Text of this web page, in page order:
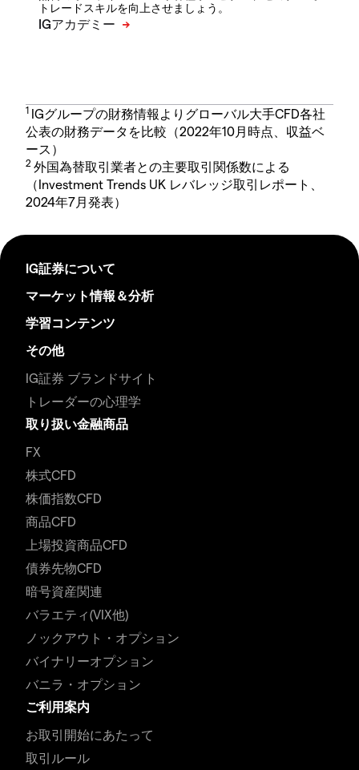
トレードスキルを向上させましょう。
1 IGグループの財務情報よりグローバル大手CFD各社
公表の財務データを比較（2022年10月時点、収益ベ
ース）
2 外国為替取引業者との主要取引関係数による
（Investment Trends UK レバレッジ取引レポート、
2024年7月発表）
IG証券について
マーケット情報＆分析
学習コンテンツ
その他
IG証券 ブランドサイト
トレーダーの心理学
取り扱い金融商品
FX
株式CFD
株価指数CFD
商品CFD
上場投資商品CFD
債券先物CFD
暗号資産関連
バラエティ(VIX他)
ノックアウト・オプション
バイナリーオプション
バニラ・オプション
ご利用案内
お取引開始にあたって
取引ルール